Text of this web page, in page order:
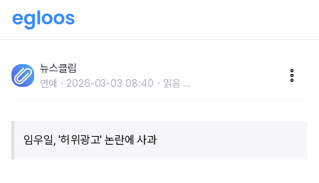
난 개그맨 임우일 '허위 광고' 공개 폭로 사태 (+입장)
뉴스클립
연예 2026-03-03 08:40 읽음 ...
임우일, '허위광고' 논란에 사과